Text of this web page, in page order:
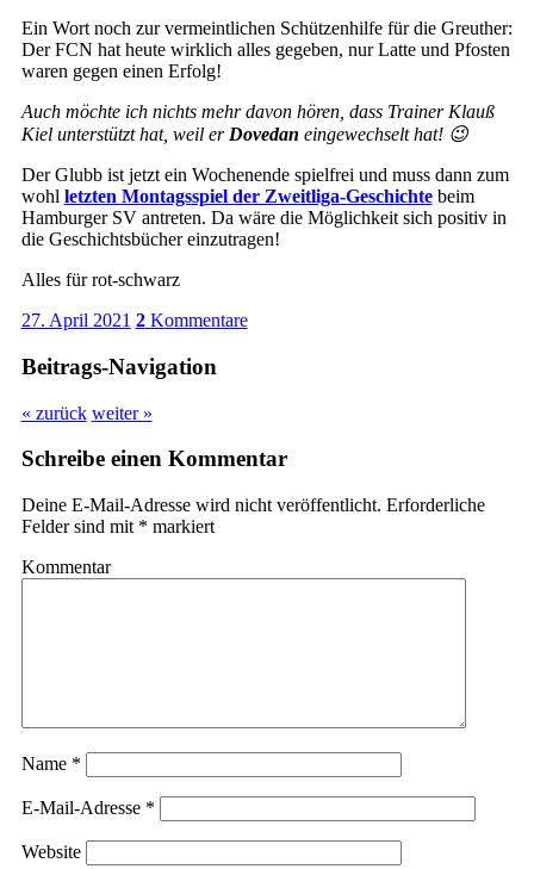
Ein Wort noch zur vermeintlichen Schützenhilfe für die Greuther:
Der FCN hat heute wirklich alles gegeben, nur Latte und Pfosten
waren gegen einen Erfolg!
Auch möchte ich nichts mehr davon hören, dass Trainer Klauß
Kiel unterstützt hat, weil er Dovedan eingewechselt hat! 😉
Der Glubb ist jetzt ein Wochenende spielfrei und muss dann zum
wohl letzten Montagsspiel der Zweitliga-Geschichtebeim
Hamburger SV antreten. Da wäre die Möglichkeit sich positiv in
die Geschichtsbücher einzutragen!
Alles für rot-schwarz
27. April 2021 2Kommentare
Beitrags-Navigation
« zurück weiter »
Schreibe einen Kommentar
Deine E-Mail-Adresse wird nicht veröffentlicht. Erforderliche
Felder sind mit * markiert
Kommentar
Name *
E-Mail-Adresse *
Website